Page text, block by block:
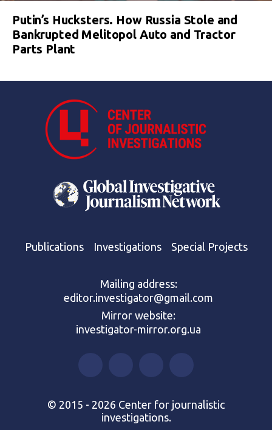
Putin’s Hucksters. How Russia Stole and
Bankrupted Melitopol Auto and Tractor
Parts Plant
Publications Investigations Special Projects
Mailing address:
editor.investigator@gmail.com
Mirror website:
investigator-mirror.org.ua
© 2015 - 2026 Center for journalistic
investigations.